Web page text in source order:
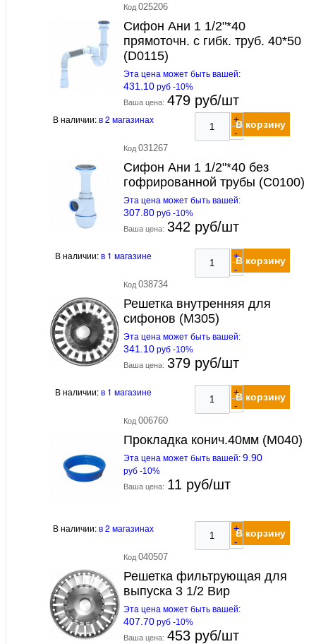
Код 025206
Сифон Ани 1 1/2"*40
прямоточн. с гибк. труб. 40*50
(D0115)
Эта цена может быть вашей:
431.10 руб -10%
Ваша цена: 479 руб/шт
В наличии:в 2 магазинах
+
-
В корзину
Код 031267
Сифон Ани 1 1/2"*40 без
гофрированной трубы (С0100)
Эта цена может быть вашей:
307.80 руб -10%
Ваша цена: 342 руб/шт
В наличии:в 1 магазине
+
-
В корзину
Код 038734
Решетка внутренняя для
сифонов (М305)
Эта цена может быть вашей:
341.10 руб -10%
Ваша цена: 379 руб/шт
В наличии:в 1 магазине
+
-
В корзину
Код 006760
Прокладка конич.40мм (М040)
Эта цена может быть вашей: 9.90
руб -10%
Ваша цена: 11 руб/шт
В наличии:в 2 магазинах
+
-
В корзину
Код 040507
Решетка фильтрующая для
выпуска 3 1/2 Вир
Эта цена может быть вашей:
407.70 руб -10%
Ваша цена: 453 руб/шт